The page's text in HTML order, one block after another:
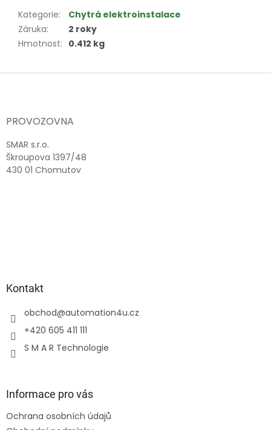
Kategorie:
Chytrá elektroinstalace
Záruka:
2 roky
Hmotnost: 0.412 kg
PROVOZOVNA
SMAR s.r.o.
Škroupova 1397/48
430 01 Chomutov
Kontakt
obchod@automation4u.cz
+420 605 411 111
S M A R Technologie
Informace pro vás
Ochrana osobních údajů